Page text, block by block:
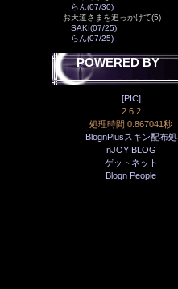
らん(07/30)
お天道さまを追っかけて(5)
SAKI(07/25)
らん(07/25)
POWERED BY
[PIC]
2.6.2
処理時間 0.867041秒
BlognPlusスキン配布処
nJOY BLOG
ゲットネット
Blogn People